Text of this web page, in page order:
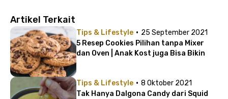
Artikel Terkait
Tips & Lifestyle · 25 September 2021
5 Resep Cookies Pilihan tanpa Mixer
dan Oven | Anak Kost juga Bisa Bikin
Tips & Lifestyle · 8 Oktober 2021
Tak Hanya Dalgona Candy dari Squid